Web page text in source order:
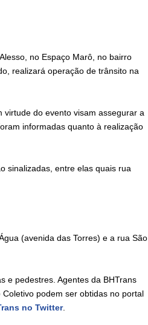
no Espaço Marô, no bairro
realizará operação de trânsito na
virtude do evento visam assegurar a
informadas quanto à realização
sinalizadas, entre elas quais rua
(avenida das Torres) e a rua São
e pedestres. Agentes da BHTrans
podem ser obtidas no portal
no Twitter.